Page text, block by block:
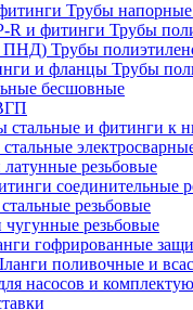
Трубы
Трубы
Трубы
Трубы
бесшовные
стальные и фитинги к
резьбовые
соединительные
резьбовые
резьбовые
гофрированные
поливочные и